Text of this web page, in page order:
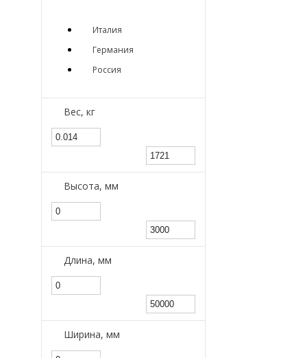
Италия
Германия
Россия
Вес, кг
Высота, мм
Длина, мм
Ширина, мм